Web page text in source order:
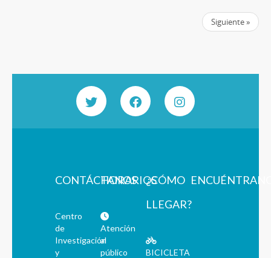
Siguiente »
CONTÁCTANOS
Centro
de
Investigación
y
HORARIOS
Atención
al
público
¿CÓMO
LLEGAR?
BICICLETA